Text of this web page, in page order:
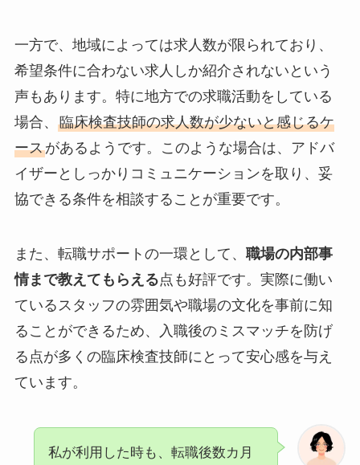
一方で、地域によっては求人数が限られており、
希望条件に合わない求人しか紹介されないという
声もあります。特に地方での求職活動をしている
場合、 臨床検査技師の求人数が少ないと感じるケ
ースがあるようです。このような場合は、アドバ
イザーとしっかりコミュニケーションを取り、妥
協できる条件を相談することが重要です。
また、転職サポートの一環として、 職場の内部事
情まで教えてもらえる点も好評です。実際に働い
ているスタッフの雰囲気や職場の文化を事前に知
ることができるため、入職後のミスマッチを防げ
る点が多くの臨床検査技師にとって安心感を与え
ています。
私が利用した時も、転職後数カ月